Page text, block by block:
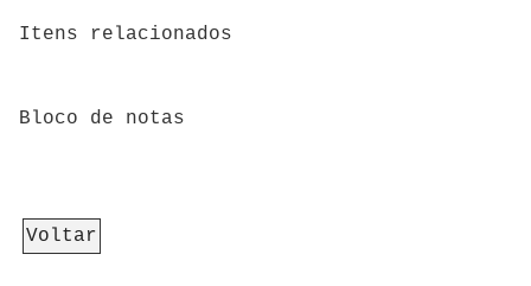
Itens relacionados
Bloco de notas
Voltar